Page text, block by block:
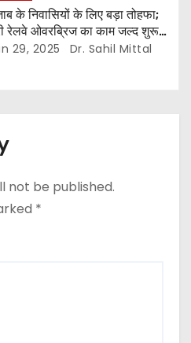
के निवासियों के लिए बड़ा तोहफा;
रेलवे ओवरब्रिज का काम जल्द शुरू
मुख्यमंत्री
29, 2025 Dr. Sahil Mittal
not be published.
*